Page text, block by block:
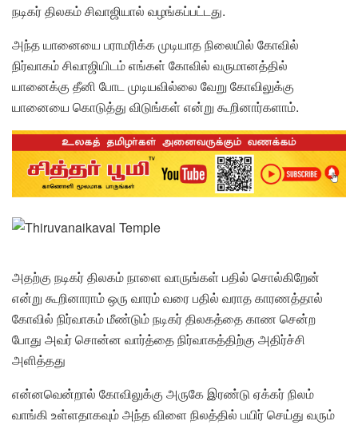
நடிகர் திலகம் சிவாஜியால் வழங்கப்பட்டது.
அந்த யானையை பராமரிக்க முடியாத நிலையில் கோவில்
நிர்வாகம் சிவாஜியிடம் எங்கள் கோவில் வருமானத்தில்
யானைக்கு தீனி போட முடியவில்லை வேறு கோவிலுக்கு
யானையை கொடுத்து விடுங்கள் என்று கூறினார்களாம்.
அதற்கு நடிகர் திலகம் நாளை வாருங்கள் பதில் சொல்கிறேன்
என்று கூறினாராம் ஒரு வாரம் வரை பதில் வராத காரணத்தால்
கோவில் நிர்வாகம் மீண்டும் நடிகர் திலகத்தை காண சென்ற
போது அவர் சொன்ன வார்த்தை நிர்வாகத்திற்கு அதிர்ச்சி
அளித்தது
என்னவென்றால் கோவிலுக்கு அருகே இரண்டு ஏக்கர் நிலம்
வாங்கி உள்ளதாகவும் அந்த விளை நிலத்தில் பயிர் செய்து வரும்